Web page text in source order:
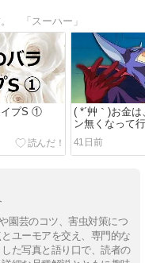
「スーハー」
イプS ①
( *´艸｀)お金
ン無くなって
41日前
園芸のコツ、害虫対策につ
ユーモアを交え、専門的な
た写真と語り口で、読者の